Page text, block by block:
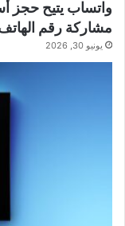
واتساب يتيح حجز
مشاركة رقم
يونيو 30, 2026